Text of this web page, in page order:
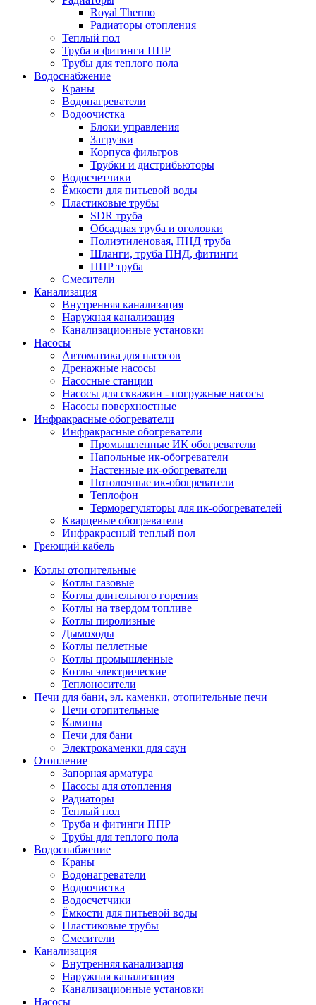
Royal Thermo
Радиаторы отопления
Теплый пол
Труба и фитинги ППР
Трубы для теплого пола
Водоснабжение
Краны
Водонагреватели
Водоочистка
Блоки управления
Загрузки
Корпуса фильтров
Трубки и дистрибьюторы
Водосчетчики
Ёмкости для питьевой воды
Пластиковые трубы
SDR труба
Обсадная труба и оголовки
Полиэтиленовая, ПНД труба
Шланги, труба ПНД, фитинги
ППР труба
Смесители
Канализация
Внутренняя канализация
Наружная канализация
Канализационные установки
Насосы
Автоматика для насосов
Дренажные насосы
Насосные станции
Насосы для скважин - погружные насосы
Насосы поверхностные
Инфракрасные обогреватели
Инфракрасные обогреватели
Промышленные ИК обогреватели
Напольные ик-обогреватели
Настенные ик-обогреватели
Потолочные ик-обогреватели
Теплофон
Терморегуляторы для ик-обогревателей
Кварцевые обогреватели
Инфракрасный теплый пол
Греющий кабель
Котлы отопительные
Котлы газовые
Котлы длительного горения
Котлы на твердом топливе
Котлы пиролизные
Дымоходы
Котлы пеллетные
Котлы промышленные
Котлы электрические
Теплоносители
Печи для бани, эл. каменки, отопительные печи
Печи отопительные
Камины
Печи для бани
Электрокаменки для саун
Отопление
Запорная арматура
Насосы для отопления
Радиаторы
Теплый пол
Труба и фитинги ППР
Трубы для теплого пола
Водоснабжение
Краны
Водонагреватели
Водоочистка
Водосчетчики
Ёмкости для питьевой воды
Пластиковые трубы
Смесители
Канализация
Внутренняя канализация
Наружная канализация
Канализационные установки
Насосы